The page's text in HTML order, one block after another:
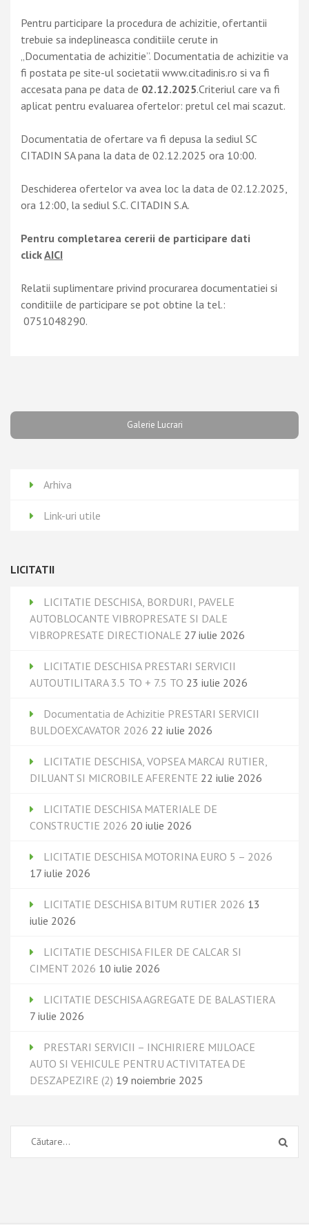
Pentru participare la procedura de achizitie, ofertantii
trebuie sa indeplineasca conditiile cerute in
„Documentatia de achizitie”. Documentatia de achizitie va
fi postata pe site-ul societatii www.citadinis.ro si va fi
accesata pana pe data de 02.12.2025.Criteriul care va fi
aplicat pentru evaluarea ofertelor: pretul cel mai scazut.
Documentatia de ofertare va fi depusa la sediul SC
CITADIN SA pana la data de 02.12.2025 ora 10:00.
Deschiderea ofertelor va avea loc la data de 02.12.2025,
ora 12:00, la sediul S.C. CITADIN S.A.
Pentru completarea cererii de participare dati
clickAICI
Relatii suplimentare privind procurarea documentatiei si
conditiile de participare se pot obtine la tel.:
0751048290.
Galerie Lucrari
Arhiva
Link-uri utile
LICITATII
LICITATIE DESCHISA, BORDURI, PAVELE
AUTOBLOCANTE VIBROPRESATE SI DALE
VIBROPRESATE DIRECTIONALE 27 iulie 2026
LICITATIE DESCHISA PRESTARI SERVICII
AUTOUTILITARA 3.5 TO + 7.5 TO 23 iulie 2026
Documentatia de Achizitie PRESTARI SERVICII
BULDOEXCAVATOR 2026 22 iulie 2026
LICITATIE DESCHISA, VOPSEA MARCAJ RUTIER,
DILUANT SI MICROBILE AFERENTE 22 iulie 2026
LICITATIE DESCHISA MATERIALE DE
CONSTRUCTIE 2026 20 iulie 2026
LICITATIE DESCHISA MOTORINA EURO 5 – 2026
17 iulie 2026
LICITATIE DESCHISA BITUM RUTIER 2026 13
iulie 2026
LICITATIE DESCHISA FILER DE CALCAR SI
CIMENT 2026 10 iulie 2026
LICITATIE DESCHISA AGREGATE DE BALASTIERA
7 iulie 2026
PRESTARI SERVICII – INCHIRIERE MIJLOACE
AUTO SI VEHICULE PENTRU ACTIVITATEA DE
DESZAPEZIRE (2) 19 noiembrie 2025
Caută
după: